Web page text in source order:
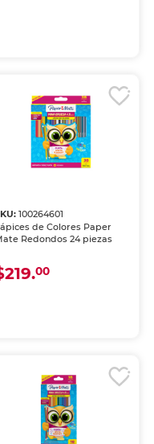
100264601
de Colores Paper
Redondos 24 piezas
00